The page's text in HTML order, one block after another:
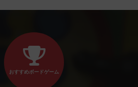
おすすめボードゲーム